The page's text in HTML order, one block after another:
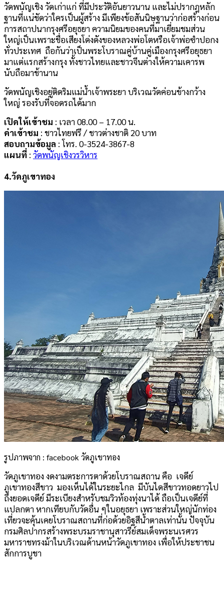
วัดพนัญเชิง วัดเก่าแก่ ที่มีประวัติอันยาวนาน และไม่ปรากฎหลัก
ฐานที่แน่ชัดว่าใครเป็นผู้สร้าง มีเพียงข้อสันนิษฐานว่าก่อสร้างก่อน
การสถาปนากรุงศรีอยุธยา ความนิยมของคนที่มาเยี่ยมชมส่วน
ใหญ่เป็นเพราะชื่อเสียงโด่งดังของหลวงพ่อโตหรือเจ้าพ่อซำปอกง
ทั่วประเทศ ถือกันว่าเป็นพระโบราณคู่บ้านคู่เมืองกรุงศรีอยุธยา
มาแต่แรกสร้างกรุง ทั้งชาวไทยและชาวจีนต่างให้ความเคารพ
นับถือมาช้านาน
วัดพนัญเชิงอยู่ติดริมแม่น้ำเจ้าพระยา บริเวณวัดค่อนข้างกว้าง
ใหญ่ รองรับที่จอดรถได้มาก
เปิดให้เข้าชม : เวลา 08.00 – 17.00 น.
ค่าเข้าชม : ชาวไทยฟรี / ชาวต่างชาติ 20 บาท
สอบถามข้อมูล : โทร. 0-3524-3867-8
แผนที่ : วัดพนัญเชิงวรวิหาร
4.วัดภูเขาทอง
รูปภาพจาก : facebook วัดภูเขาทอง
วัดภูเขาทอง งดงามตระการตาด้วยโบราณสถาน คือ เจดีย์
ภูเขาทองสีขาว มองเห็นได้ในระยะไกล มีบันไดสีขาวทอดยาวไป
ถึงยอดเจดีย์ มีระเบียงสำหรับชมวิวท้องทุ่งนาได้ ถือเป็นเจดีย์ที่
แปลกตา หากเทียบกับวัดอื่น ๆในอยุธยา เพราะส่วนใหญ่นักท่อง
เที่ยวจะคุ้นเคยโบราณสถานที่ก่อด้วยอิฐสีน้ำตาลเท่านั้น ปัจจุบัน
กรมศิลปากรสร้างพระบรมราชานุสาวรีย์สมเด็จพระนเรศวร
มหาราชทรงม้าในบริเวณด้านหน้าวัดภูเขาทอง เพื่อให้ประชาชน
สักการบูชา